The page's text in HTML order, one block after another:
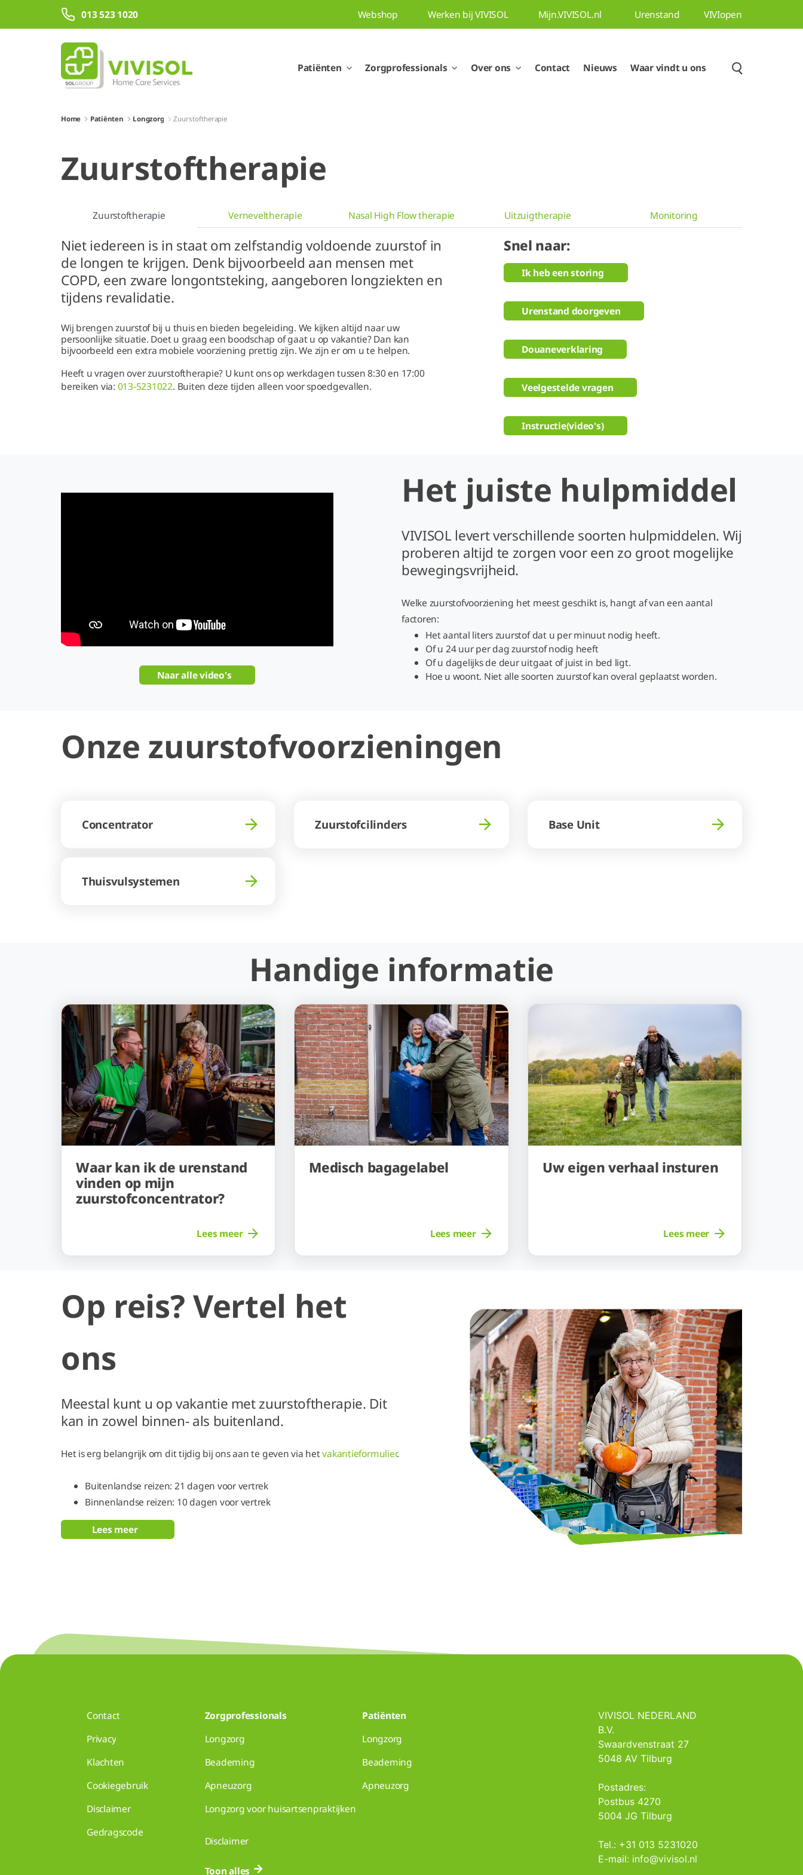
Overslaan en naar hoofdinhoud gaan
013 523 1020 Webshop Werken bij VIVISOL Mijn.VIVISOL.nl Urenstand VIVIopen
Patiënten Zorgprofessionals Over ons Contact Nieuws Waar vindt u ons
Home Patiënten Longzorg Zuurstoftherapie
Zuurstoftherapie
Zuurstoftherapie Verneveltherapie Nasal High Flow therapie Uitzuigtherapie Monitoring
Niet iedereen is in staat om zelfstandig voldoende zuurstof in
de longen te krijgen. Denk bijvoorbeeld aan mensen met
COPD, een zware longontsteking, aangeboren longziekten en
tijdens revalidatie.
Wij brengen zuurstof bij u thuis en bieden begeleiding. We kijken altijd naar uw
persoonlijke situatie. Doet u graag een boodschap of gaat u op vakantie? Dan kan
bijvoorbeeld een extra mobiele voorziening prettig zijn. We zijn er om u te helpen.
Heeft u vragen over zuurstoftherapie? U kunt ons op werkdagen tussen 8:30 en 17:00
bereiken via: 013-5231022. Buiten deze tijden alleen voor spoedgevallen.
Snel naar:
Ik heb een storing
Urenstand doorgeven
Douaneverklaring
Veelgestelde vragen
Instructie(video's)
Naar alle video's
Het juiste hulpmiddel
VIVISOL levert verschillende soorten hulpmiddelen. Wij
proberen altijd te zorgen voor een zo groot mogelijke
bewegingsvrijheid.
Welke zuurstofvoorziening het meest geschikt is, hangt af van een aantal
factoren:
Het aantal liters zuurstof dat u per minuut nodig heeft.
Of u 24 uur per dag zuurstof nodig heeft
Of u dagelijks de deur uitgaat of juist in bed ligt.
Hoe u woont. Niet alle soorten zuurstof kan overal geplaatst worden.
Onze zuurstofvoorzieningen
Concentrator Zuurstofcilinders Base Unit
Thuisvulsystemen
Handige informatie
Waar kan ik de urenstand
vinden op mijn
zuurstofconcentrator?
Lees meer
Medisch bagagelabel
Lees meer
Uw eigen verhaal insturen
Lees meer
Op reis? Vertel het
ons
Meestal kunt u op vakantie met zuurstoftherapie. Dit
kan in zowel binnen- als buitenland.
Het is erg belangrijk om dit tijdig bij ons aan te geven via hetvakantieformulier.
Buitenlandse reizen: 21 dagen voor vertrek
Binnenlandse reizen: 10 dagen voor vertrek
Lees meer
Contact
Privacy
Klachten
Cookiegebruik
Disclaimer
Gedragscode
Zorgprofessionals
Longzorg
Beademing
Apneuzorg
Longzorg voor huisartsenpraktijken
Disclaimer
Toon alles
Patiënten
Longzorg
Beademing
Apneuzorg
VIVISOL NEDERLAND
B.V.
Swaardvenstraat 27
5048 AV Tilburg
Postadres:
Postbus 4270
5004 JG Tilburg
Tel.: +31 013 5231020
E-mail: info@vivisol.nl